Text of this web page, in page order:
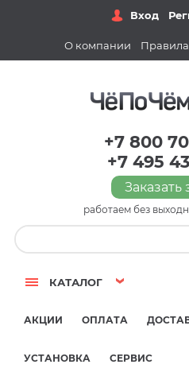
Вход
О компании
+7 800
+7 495
Заказать
работаем без
КАТАЛОГ
АКЦИИ ОПЛАТА
УСТАНОВКА СЕРВИС